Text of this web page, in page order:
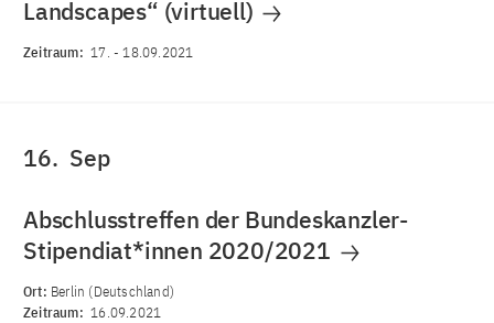
Landscapes“ (virtuell)
Zeitraum: 17. -18.09.2021
16. Sep
Abschlusstreffen der Bundeskanzler-
Stipendiat*innen 2020/2021
Ort: Berlin (Deutschland)
Zeitraum: 16.09.2021